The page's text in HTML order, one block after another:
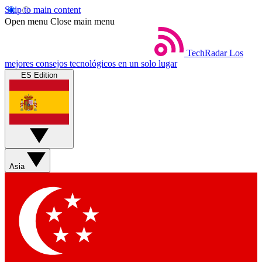
Skip to main content
Open menu Close main menu
TechRadar Los
mejores consejos tecnológicos en un solo lugar
ES Edition
Asia